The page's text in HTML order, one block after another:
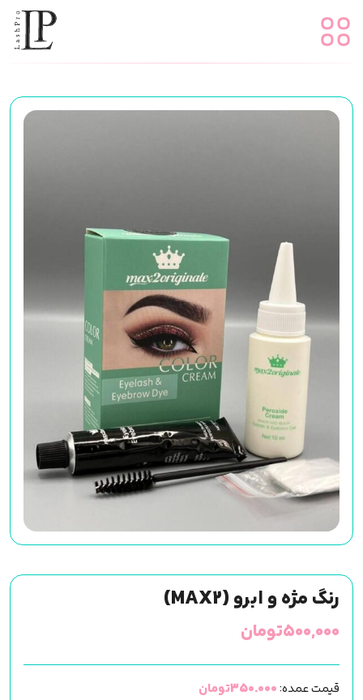
رنگ مژه و ابرو (MAX2)
۵۰۰,۰۰۰تومان
قیمت عمده:350.000تومان